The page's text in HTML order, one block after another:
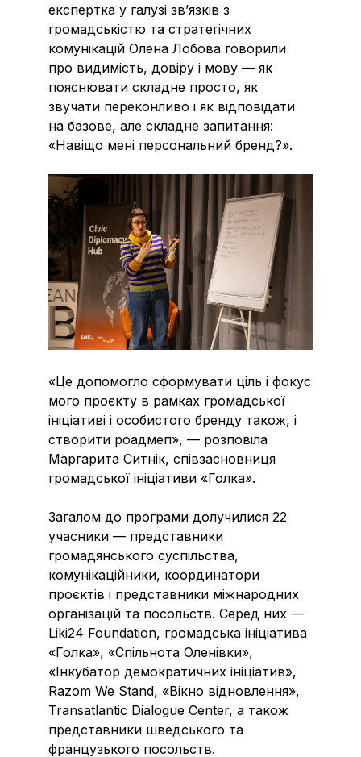
експертка у галузі зв’язків з
громадськістю та стратегічних
комунікацій Олена Лобова говорили
про видимість, довіру і мову — як
пояснювати складне просто, як
звучати переконливо і як відповідати
на базове, але складне запитання:
«Навіщо мені персональний бренд?».
«Це допомогло сформувати ціль і фокус
мого проєкту в рамках громадської
ініціативі і особистого бренду також, і
створити роадмеп», — розповіла
Маргарита Ситнік, співзасновниця
громадської ініціативи «Голка».
Загалом до програми долучилися 22
учасники — представники
громадянського суспільства,
комунікаційники, координатори
проєктів і представники міжнародних
організацій та посольств. Серед них —
Liki24 Foundation, громадська ініціатива
«Голка», «Спільнота Оленівки»,
«Інкубатор демократичних ініціатив»,
Razom We Stand, «Вікно відновлення»,
Transatlantic Dialogue Center, а також
представники шведського та
французького посольств.